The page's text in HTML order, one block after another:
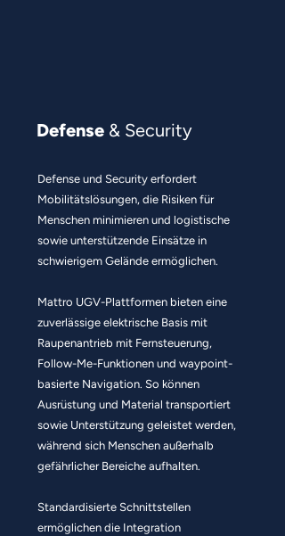
Defense & Security
Defense und Security erfordert
Mobilitätslösungen, die Risiken für
Menschen minimieren und logistische
sowie unterstützende Einsätze in
schwierigem Gelände ermöglichen.
Mattro UGV-Plattformen bieten eine
zuverlässige elektrische Basis mit
Raupenantrieb mit Fernsteuerung,
Follow-Me-Funktionen und waypoint-
basierte Navigation. So können
Ausrüstung und Material transportiert
sowie Unterstützung geleistet werden,
während sich Menschen außerhalb
gefährlicher Bereiche aufhalten.
Standardisierte Schnittstellen
ermöglichen die Integration